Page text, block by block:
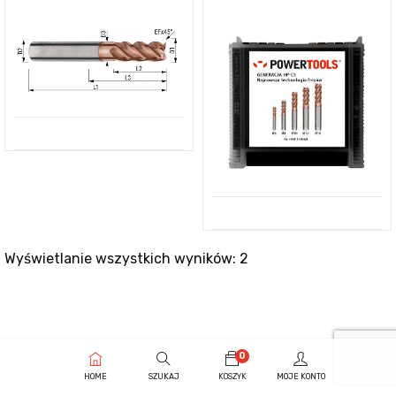
Wyświetlanie wszystkich wyników: 2
HOME SZUKAJ
0
KOSZYK MOJE KONTO